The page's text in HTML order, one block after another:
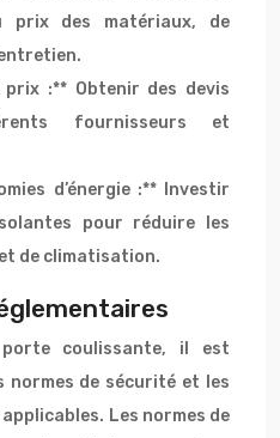
prix des matériaux, de
prix :** Obtenir des devis
fournisseurs et
d’énergie :** Investir
pour réduire les
de climatisation.
coulissante, il est
de sécurité et les
Les normes de